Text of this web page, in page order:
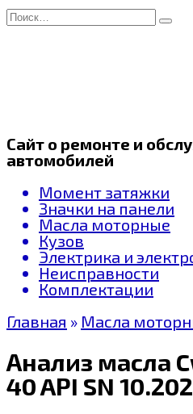
Перейти
к
Search
for:
Сайт о ремонте и
автомобилей
Момент затяжки
Значки на панели
Масла моторные
Кузов
Электрика и
Неисправности
Комплектации
Главная » Масла
Анализ масла
40 API SN